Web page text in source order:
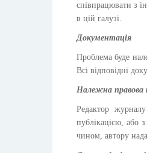
співпрацювати з
в цій галузі.
Документація
Проблема буде
Всі відповідні
Належна правова
Редактор
публікацією, або
чином, автору